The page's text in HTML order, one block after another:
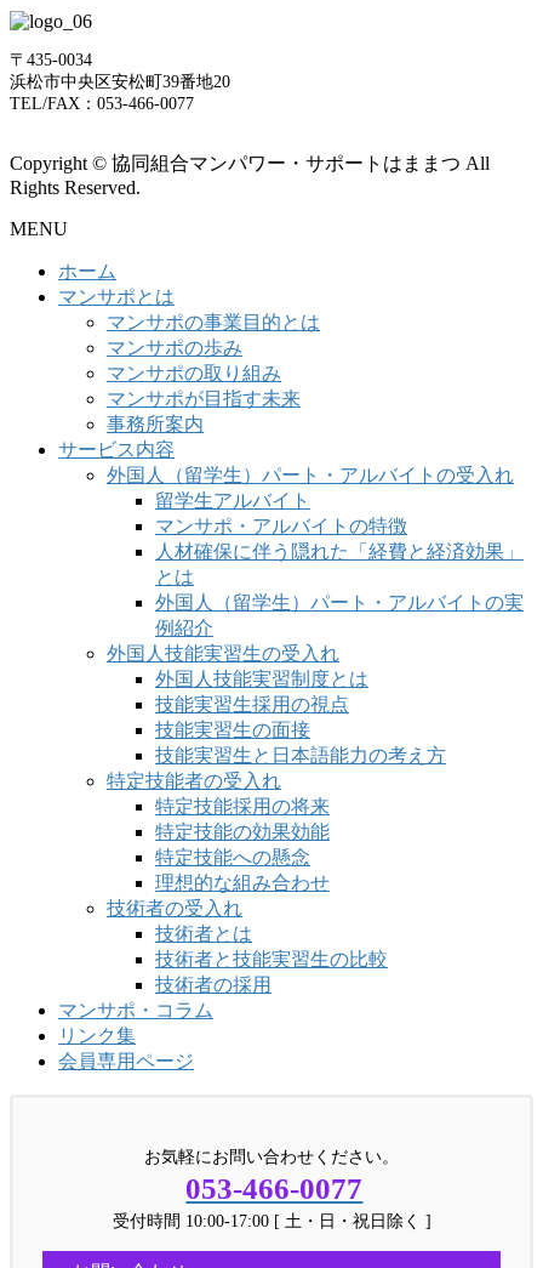
〒435-0034
浜松市中央区安松町39番地20
TEL/FAX：053-466-0077
Copyright © 協同組合マンパワー・サポートはままつ All
Rights Reserved.
MENU
ホーム
マンサポとは
マンサポの事業目的とは
マンサポの歩み
マンサポの取り組み
マンサポが目指す未来
事務所案内
サービス内容
外国人（留学生）パート・アルバイトの受入れ
留学生アルバイト
マンサポ・アルバイトの特徴
人材確保に伴う隠れた「経費と経済効果」
とは
外国人（留学生）パート・アルバイトの実
例紹介
外国人技能実習生の受入れ
外国人技能実習制度とは
技能実習生採用の視点
技能実習生の面接
技能実習生と日本語能力の考え方
特定技能者の受入れ
特定技能採用の将来
特定技能の効果効能
特定技能への懸念
理想的な組み合わせ
技術者の受入れ
技術者とは
技術者と技能実習生の比較
技術者の採用
マンサポ・コラム
リンク集
会員専用ページ
お気軽にお問い合わせください。
053-466-0077
受付時間 10:00-17:00 [ 土・日・祝日除く ]